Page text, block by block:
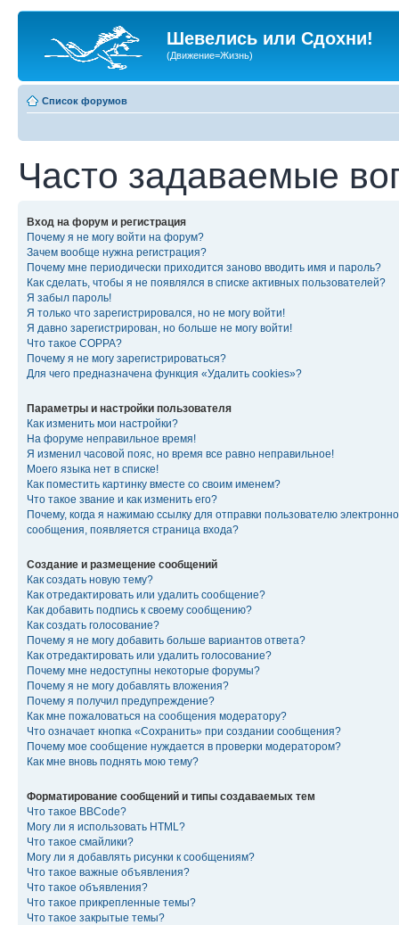
Шевелись или Сдохни!
(Движение=Жизнь)
Список форумов
Часто задаваемые
Вход на форум и регистрация
Почему я не могу войти на форум?
Зачем вообще нужна регистрация?
Почему мне периодически приходится заново вводить имя и пароль?
Как сделать, чтобы я не появлялся в списке активных пользователей?
Я забыл пароль!
Я только что зарегистрировался, но не могу войти!
Я давно зарегистрирован, но больше не могу войти!
Что такое COPPA?
Почему я не могу зарегистрироваться?
Для чего предназначена функция «Удалить cookies»?
Параметры и настройки пользователя
Как изменить мои настройки?
На форуме неправильное время!
Я изменил часовой пояс, но время все равно неправильное!
Моего языка нет в списке!
Как поместить картинку вместе со своим именем?
Что такое звание и как изменить его?
Почему, когда я нажимаю ссылку для отправки пользователю
сообщения, появляется страница входа?
Создание и размещение сообщений
Как создать новую тему?
Как отредактировать или удалить сообщение?
Как добавить подпись к своему сообщению?
Как создать голосование?
Почему я не могу добавить больше вариантов ответа?
Как отредактировать или удалить голосование?
Почему мне недоступны некоторые форумы?
Почему я не могу добавлять вложения?
Почему я получил предупреждение?
Как мне пожаловаться на сообщения модератору?
Что означает кнопка «Сохранить» при создании сообщения?
Почему мое сообщение нуждается в проверки модератором?
Как мне вновь поднять мою тему?
Форматирование сообщений и типы создаваемых тем
Что такое BBCode?
Могу ли я использовать HTML?
Что такое смайлики?
Могу ли я добавлять рисунки к сообщениям?
Что такое важные объявления?
Что такое объявления?
Что такое прикрепленные темы?
Что такое закрытые темы?